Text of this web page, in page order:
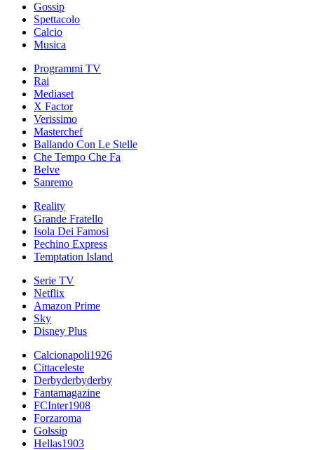
Gossip
Spettacolo
Calcio
Musica
Programmi TV
Rai
Mediaset
X Factor
Verissimo
Masterchef
Ballando Con Le Stelle
Che Tempo Che Fa
Belve
Sanremo
Reality
Grande Fratello
Isola Dei Famosi
Pechino Express
Temptation Island
Serie TV
Netflix
Amazon Prime
Sky
Disney Plus
Calcionapoli1926
Cittaceleste
Derbyderbyderby
Fantamagazine
FCInter1908
Forzaroma
Golssip
Hellas1903